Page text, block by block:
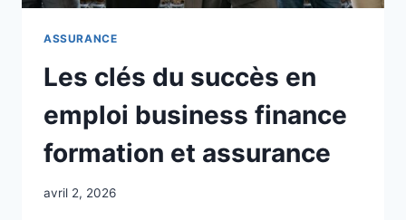
ASSURANCE
Les clés du succès en
emploi business finance
formation et assurance
avril 2, 2026